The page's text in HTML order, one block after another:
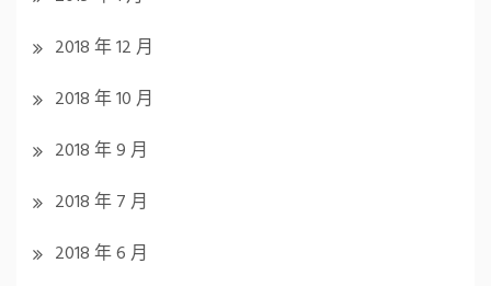
2018 年 12 月
2018 年 10 月
2018 年 9 月
2018 年 7 月
2018 年 6 月